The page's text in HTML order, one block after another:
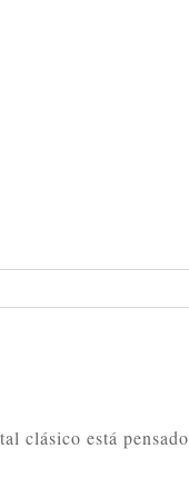
clásico está